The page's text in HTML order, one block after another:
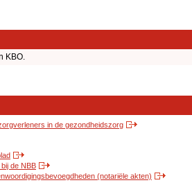
KBO.
in de gezondheidszorg
de NBB
(notariële akten)